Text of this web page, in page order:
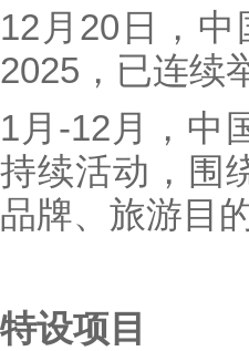
12月20日，
2025，已连续
1月-12月，中
持续活动，围
品牌、旅游目
特设项目